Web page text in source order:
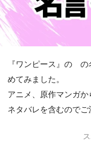
『ワンピース』の の
めてみました。
アニメ、原作マンガか
ネタバレを含むのでご